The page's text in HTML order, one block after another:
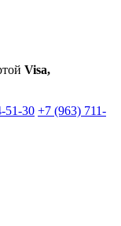
Visa,
51-30 +7 (963) 711-